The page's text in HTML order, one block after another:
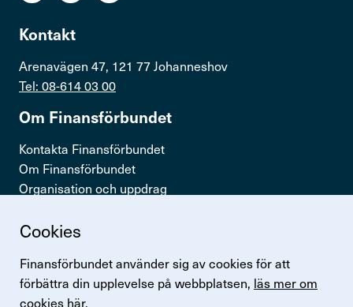
Cookies
Finansförbundet använder sig av cookies för att
förbättra din upplevelse på webbplatsen, läs mer om
cookies här.
Kontakt
Arenavägen 47, 121 77 Johanneshov
Tel: 08-614 03 00
Om Finans­för­bundet
Kontakta Finansförbundet
Om Finansförbundet
Organisation och uppdrag
Snabb­länkar
Logga in
Lönestatistik